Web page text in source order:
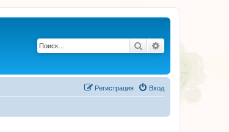
Поиск
Вход
Регистрация